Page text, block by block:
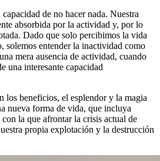
de no hacer nada. Nuestra
absorbida por la actividad y, por lo
Dado que solo percibimos la vida
solemos entender la inactividad como
mera ausencia de actividad, cuando
una interesante capacidad
los beneficios, el esplendor y la magia
nueva forma de vida, que incluya
la que afrontar la crisis actual de
propia explotación y la destrucción